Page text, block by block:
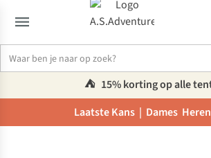
⛺️ 15% korting op alle
Laatste Kans | Dames Heren